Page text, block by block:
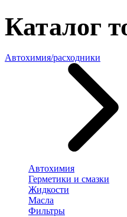
Каталог
Автохимия/расходники
Автохимия
Герметики и смазки
Жидкости
Масла
Фильтры